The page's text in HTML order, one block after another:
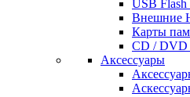
USB
Внешние
Карты
CD / DVD
Аксессуары